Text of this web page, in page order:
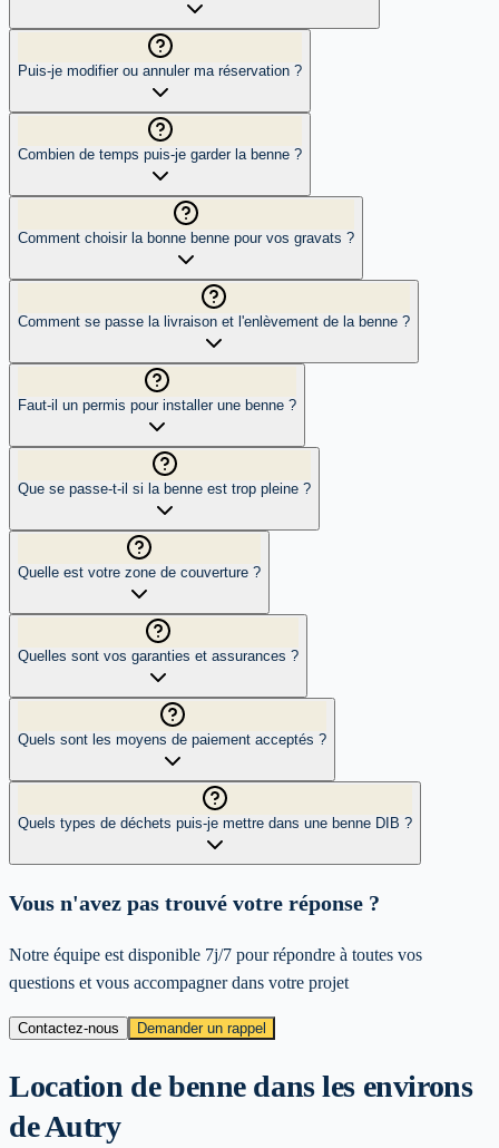
Puis-je modifier ou annuler ma réservation ?
Combien de temps puis-je garder la benne ?
Comment choisir la bonne benne pour vos gravats ?
Comment se passe la livraison et l'enlèvement de la benne ?
Faut-il un permis pour installer une benne ?
Que se passe-t-il si la benne est trop pleine ?
Quelle est votre zone de couverture ?
Quelles sont vos garanties et assurances ?
Quels sont les moyens de paiement acceptés ?
Quels types de déchets puis-je mettre dans une benne DIB ?
Vous n'avez pas trouvé votre réponse ?
Notre équipe est disponible 7j/7 pour répondre à toutes vos
questions et vous accompagner dans votre projet
Contactez-nous Demander un rappel
Location de benne dans les environs
deAutry